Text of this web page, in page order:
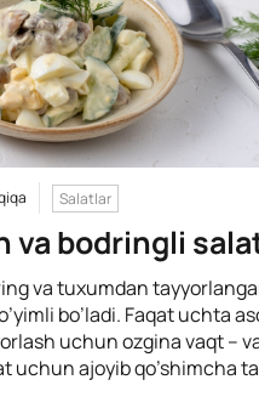
Salatlar
va bodringli
va tuxumdan
bo’ladi. Faqat uchta
uchun ozgina vaqt –
uchun ajoyib qo’shimcha